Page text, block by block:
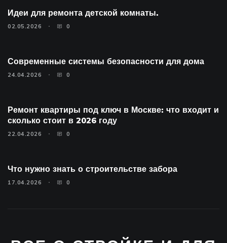
Идеи для ремонта детской комнаты.
02.05.2026 0
Современные системы безопасности для дома
24.04.2026 0
Ремонт квартиры под ключ в Москве: что входит и
сколько стоит в 2026 году
22.04.2026 0
Что нужно знать о строительстве забора
17.04.2026 0